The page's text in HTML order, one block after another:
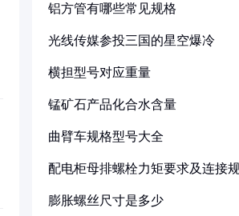
铝方管有哪些常见规格
光线传媒参投三国的星空爆冷
横担型号对应重量
锰矿石产品化合水含量
曲臂车规格型号大全
配电柜母排螺栓力矩要求及连接
膨胀螺丝尺寸是多少